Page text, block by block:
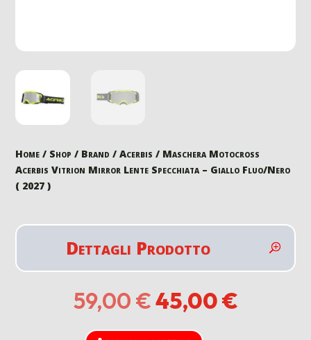
Home / Shop / Brand /Acerbis / Maschera Motocross
Acerbis Vitrion Mirror Lente Specchiata – Giallo Fluo/Nero
( 2027 )
Dettagli Prodotto
59,00 €Il
prezzo
originale
45,00€Il
prezzo